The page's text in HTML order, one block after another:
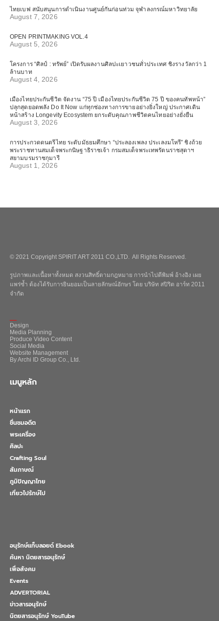
ไทยเบฟ สนับสนุนการดำเนินงานศูนย์กันก่อนท่วม จุฬาลงกรณ์มหาวิทยาลัย
August 7, 2026
OPEN PRINTMAKING VOL.4
August 5, 2026
โครงการ “ศิลป์ : ทรัพย์” เปิดรับผลงานศิลปะเยาวชนทั่วประเทศ ชิงรางวัลกว่า 1
ล้านบาท
August 4, 2026
เมืองไทยประกันชีวิต จัดงาน “75 ปี เมืองไทยประกันชีวิต 75 ปี ของคนทัพหน้า”
ปลุกสุดยอดพลัง Do It Now แก่ทุกช่องทางการขายอย่างยิ่งใหญ่ ประกาศเดิน
หน้าสร้าง Longevity Ecosystem ยกระดับคุณภาพชีวิตคนไทยอย่างยั่งยืน
August 3, 2026
การประกวดดนตรีไทย ระดับมัธยมศึกษา “ประลองเพลง ประเลงมโหรี” ชิงถ้วย
พระราชทานสมเด็จพระกนิษฐาธิราชเจ้า กรมสมเด็จพระเทพรัตนราชสุดาฯ
สยามบรมราชกุมารี
August 1, 2026
© 2021 Copyright SPIRIT ART 2011 CO.,LTD. All Rights Reserved.
รูปภาพและเนื้อหาทั้งหมด สงวนสิทธิ์ตามกฎหมาย การนำไปตีพิมพ์ อ้างอิง เผย
แพร่ซ้ำ ต้องได้รับการยินยอมเป็นลายลักษณ์อักษร โดย บริษัท สปิริต อาร์ท 2011
จำกัด
Design
Media Planning
Produce Video Content
Social Media
Website Management
By Archi ID Group Co., Ltd.
เมนูหลัก
หน้าแรก
ชื่นชมอดีต
พระเครื่อง
ศิลปะ
Crafting Soul
สัมภาษณ์
ภูมิปัญญาไทย
เที่ยวไปรักษ์ไป
อนุรักษ์แท็บลอยด์ Ebook
ค้นหา นิตยสารอนุรักษ์
เพื่อสังคม
Events
ADVERTORIAL
ข่าวสารอนุรักษ์
นิตยสารอนุรักษ์ YouTube